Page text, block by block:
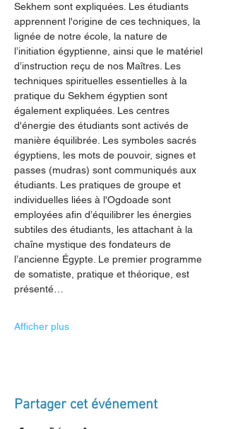
Sekhem sont expliquées. Les étudiants
apprennent l'origine de ces techniques, la
lignée de notre école, la nature de
l’initiation égyptienne, ainsi que le matériel
d’instruction reçu de nos Maîtres. Les
techniques spirituelles essentielles à la
pratique du Sekhem égyptien sont
également expliquées. Les centres
d'énergie des étudiants sont activés de
manière équilibrée. Les symboles sacrés
égyptiens, les mots de pouvoir, signes et
passes (mudras) sont communiqués aux
étudiants. Les pratiques de groupe et
individuelles liées à l'Ogdoade sont
employées afin d’équilibrer les énergies
subtiles des étudiants, les attachant à la
chaîne mystique des fondateurs de
l’ancienne Égypte. Le premier programme
de somatiste, pratique et théorique, est
présenté…
Afficher plus
Partager cet événement